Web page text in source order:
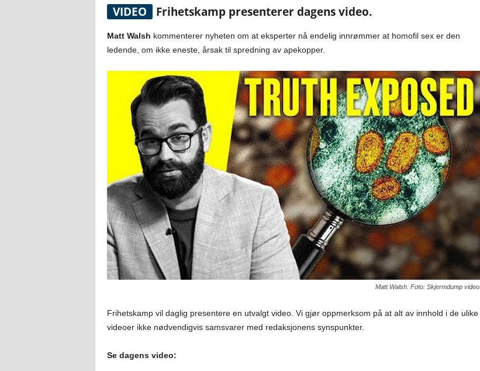
VIDEO Frihetskamp presenterer dagens video.
Matt Walsh kommenterer nyheten om at eksperter nå endelig innrømmer at homofil sex er den
ledende, om ikke eneste, årsak til spredning av apekopper.
Matt Walsh. Foto: Skjermdump video.
Frihetskamp vil daglig presentere en utvalgt video. Vi gjør oppmerksom på at alt av innhold i de ulike
videoer ikke nødvendigvis samsvarer med redaksjonens synspunkter.
Se dagens video: